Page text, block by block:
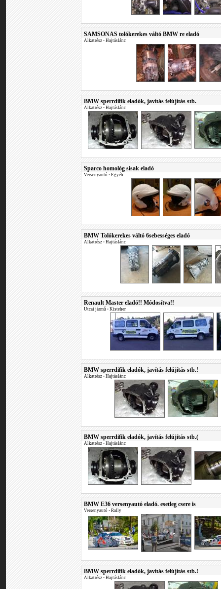
SAMSONAS tolókerekes váltó BMW re eladó
Alkatrész • Hajtáslánc
BMW sperrdifik eladók, javítás felújítás stb.
Alkatrész • Hajtáslánc
Sparco homológ sisak eladó
Versenyautó • Egyéb
BMW Tolókerekes váltó 6sebességes eladó
Alkatrész • Hajtáslánc
Renault Master eladó!! Módosítva!!
Utcai jármű • Kisteher
BMW sperrdifik eladók, javítás felújítás stb.!
Alkatrész • Hajtáslánc
BMW sperrdifik eladók, javítás felújítás stb.(
Alkatrész • Hajtáslánc
BMW E36 versenyautó eladó. esetleg csere is
Versenyautó • Rally
BMW sperrdifik eladók, javítás felújítás stb.!
Alkatrész • Hajtáslánc